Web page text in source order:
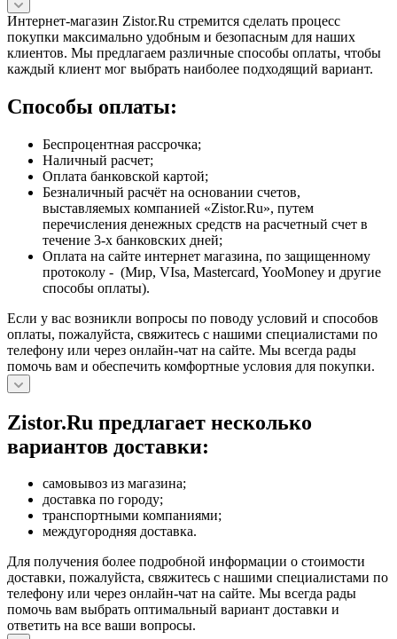
Интернет-магазин Zistor.Ru стремится сделать процесс
покупки максимально удобным и безопасным для наших
клиентов. Мы предлагаем различные способы оплаты, чтобы
каждый клиент мог выбрать наиболее подходящий вариант.
Способы оплаты:
Беспроцентная рассрочка;
Наличный расчет;
Оплата банковской картой;
Безналичный расчёт на основании счетов,
выставляемых компанией «Zistor.Ru», путем
перечисления денежных средств на расчетный счет в
течение 3-х банковских дней;
Оплата на сайте интернет магазина, по защищенному
протоколу - (Мир, VIsa, Mastercard, YooMoney и другие
способы оплаты).
Если у вас возникли вопросы по поводу условий и способов
оплаты, пожалуйста, свяжитесь с нашими специалистами по
телефону или через онлайн-чат на сайте. Мы всегда рады
помочь вам и обеспечить комфортные условия для покупки.
Zistor.Ru предлагает несколько
вариантов доставки:
самовывоз из магазина;
доставка по городу;
транспортными компаниями;
междугородняя доставка.
Для получения более подробной информации о стоимости
доставки, пожалуйста, свяжитесь с нашими специалистами по
телефону или через онлайн-чат на сайте. Мы всегда рады
помочь вам выбрать оптимальный вариант доставки и
ответить на все ваши вопросы.